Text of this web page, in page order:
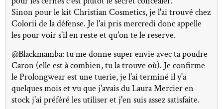
Sinon pour le kit Christian Cosmetics, je l'ai trouvé chez
Colorii de la défense. Je l'ai pris mercredi donc appelle
les pour voir s'il en reste et qu'on te le reserve.
@Blackmamba: tu me donne super envie avec ta poudre
Caron (elle est à combien, tu la trouve où). Je confirme
le Prolongwear est une tuerie, je l'ai terminé il y'a
quelques mois et vu que j'avais du Laura Mercier en
stock j'ai préféré les utiliser et j'en suis assez satisfaite.